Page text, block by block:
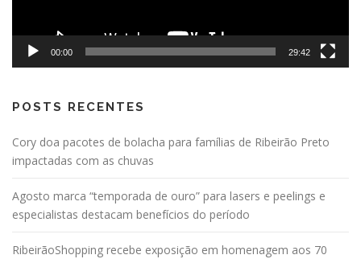
00:00 29:42
POSTS RECENTES
Cory doa pacotes de bolacha para famílias de Ribeirão Preto
impactadas com as chuvas
Agosto marca “temporada de ouro” para lasers e peelings e
especialistas destacam benefícios do período
RibeirãoShopping recebe exposição em homenagem aos 70